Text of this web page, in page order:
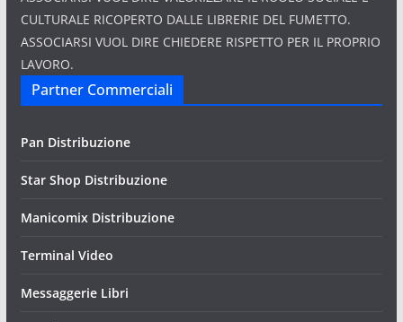
CULTURALE RICOPERTO DALLE LIBRERIE DEL FUMETTO.
ASSOCIARSI VUOL DIRE CHIEDERE RISPETTO PER IL PROPRIO
LAVORO.
Partner Commerciali
Pan Distribuzione
Star Shop Distribuzione
Manicomix Distribuzione
Terminal Video
Messaggerie Libri